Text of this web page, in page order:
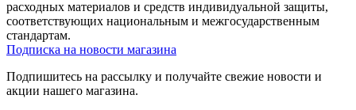
расходных материалов и средств индивидуальной защиты,
соответствующих национальным и межгосударственным
стандартам.
Подписка на новости магазина
Подпишитесь на рассылку и получайте свежие новости и
акции нашего магазина.